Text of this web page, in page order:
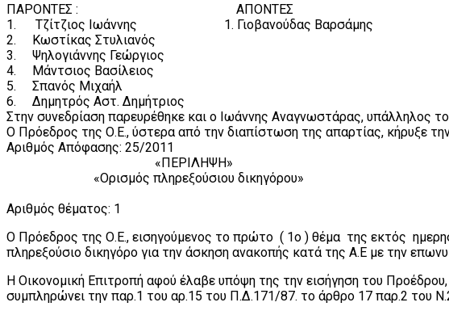
ΠΑΡΟΝΤΕΣ : AΠΟΝTEΣ
1. Τζίτζιος Ιωάννης 1. Γιοβανούδας Βαρσάμης
2. Κωστίκας Στυλιανός
3. Ψηλογιάννης Γεώργιος
4. Μάντσιος Βασίλειος
5. Σπανός Μιχαήλ
6. Δημητρός Αστ. Δημήτριος
Στην συνεδρίαση παρευρέθηκε και ο Ιωάννης Αναγνωστάρας, υπάλληλος
Ο Πρόεδρος της Ο.Ε., ύστερα από την διαπίστωση της απαρτίας, κήρυξε
Αριθμός Απόφασης: 25/2011
«ΠΕΡΙΛΗΨΗ»
«Ορισμός πληρεξούσιου δικηγόρου»
Αριθμός θέματος: 1
Ο Πρόεδρος της Ο.Ε., εισηγούμενος το πρώτο ( 1ο ) θέμα της εκτός
πληρεξούσιο δικηγόρο για την άσκηση ανακοπής κατά της Α.Ε με την
Η Οικονομική Επιτροπή αφού έλαβε υπόψη της την εισήγηση του
συμπληρώνει την παρ.1 του αρ.15 του Π.Δ.171/87. το άρθρο 17 παρ.2 του